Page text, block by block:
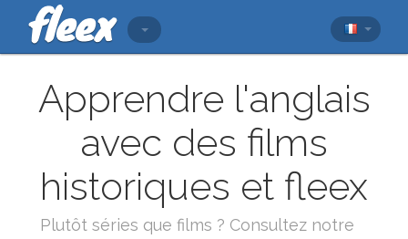
Apprendre l'anglais
avec des films
historiques et fleex
Plutôt séries que films ? Consultez notre